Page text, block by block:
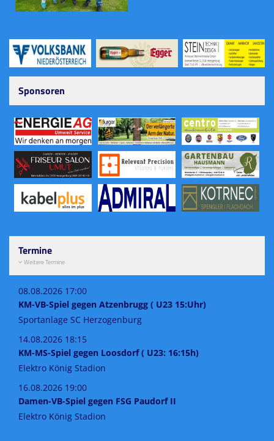
Sponsoren
Termine
Weitere Termine
08.08.2026 17:00
KM-VB-Spiel gegen Atzenbrugg ( U23 15:Uhr)
Sportanlage SC Herzogenburg
14.08.2026 18:15
KM-MS-Spiel gegen Loosdorf ( U23: 16:15h)
Elektro König Stadion
16.08.2026 19:00
Damen-VB-Spiel gegen FSG Paudorf II
Elektro König Stadion